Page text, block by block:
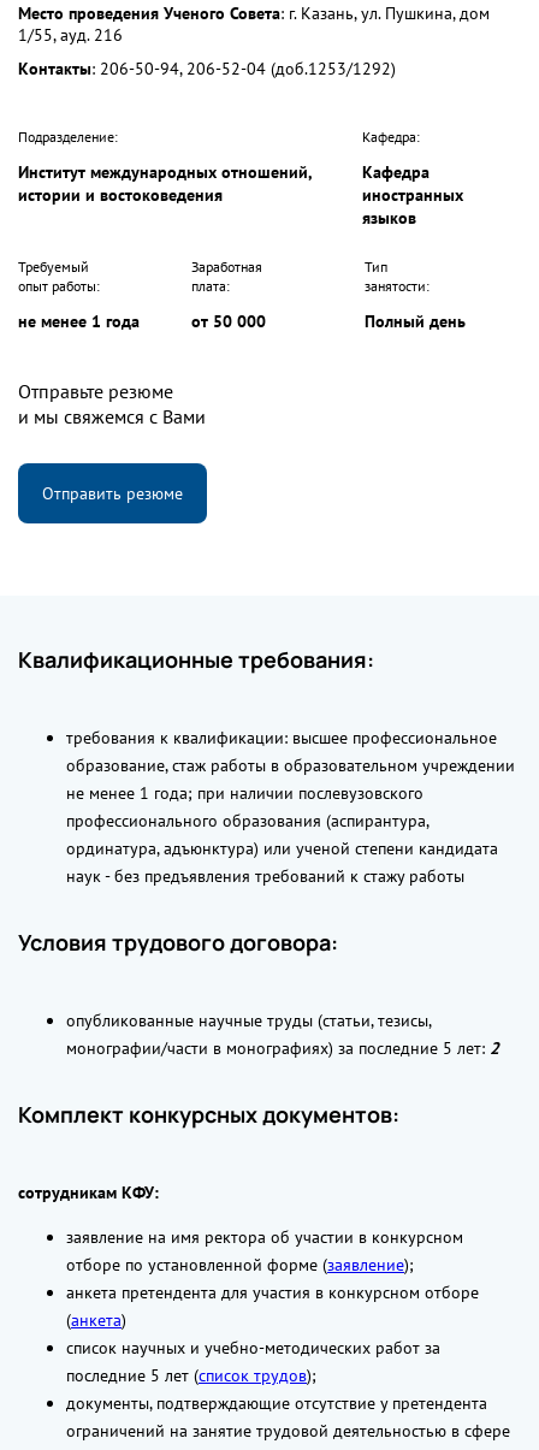
Место проведения Ученого Совета: г. Казань, ул. Пушкина, дом
1/55, ауд. 216
Контакты: 206-50-94, 206-52-04 (доб.1253/1292)
Подразделение:
Институт международных отношений,
истории и востоковедения
Кафедра:
Кафедра
иностранных
языков
Требуемый
опыт работы:
не менее 1 года
Заработная
плата:
от 50 000
Тип
занятости:
Полный день
Отправьте резюме
и мы свяжемся с Вами
Отправить резюме
Квалификационные требования:
требования к квалификации: высшее профессиональное
образование, стаж работы в образовательном учреждении
не менее 1 года; при наличии послевузовского
профессионального образования (аспирантура,
ординатура, адъюнктура) или ученой степени кандидата
наук - без предъявления требований к стажу работы
Условия трудового договора:
опубликованные научные труды (статьи, тезисы,
монографии/части в монографиях) за последние 5 лет: 2
Комплект конкурсных документов:
сотрудникам КФУ:
заявление на имя ректора об участии в конкурсном
отборе по установленной форме (заявление);
анкета претендента для участия в конкурсном отборе
(анкета)
список научных и учебно-методических работ за
последние 5 лет (список трудов);
документы, подтверждающие отсутствие у претендента
ограничений на занятие трудовой деятельностью в сфере